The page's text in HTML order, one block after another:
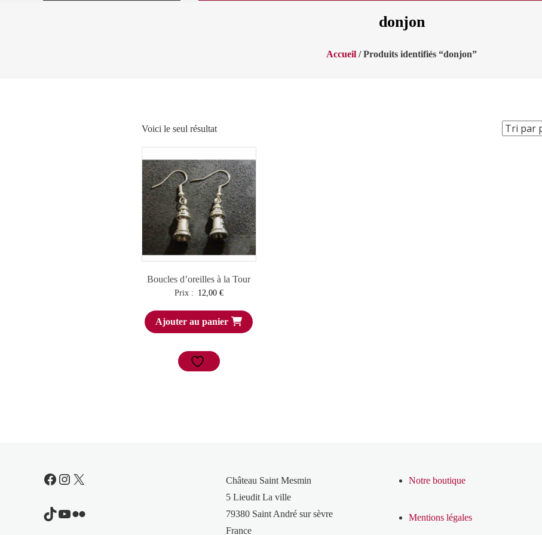
donjon
Accueil / Produits identifiés “donjon”
Voici le seul résultat
Boucles d’oreilles à la Tour
Prix : 12,00 €
Ajouter au panier
Facebook
Instagram
X
TikTok
YouTube
Flickr
Château Saint Mesmin
5 Lieudit La ville
79380 Saint André sur sèvre
France
Notre boutique
Mentions légales